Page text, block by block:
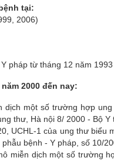
tại:
2006)
pháp từ tháng 12 năm
2000 đến nay:
dịch một số trường hợp
thư, Hà nội 8/ 2000 - Bộ
UCHL-1 của ung thư
bệnh - Y pháp, số 10/
miễn dịch một số trường